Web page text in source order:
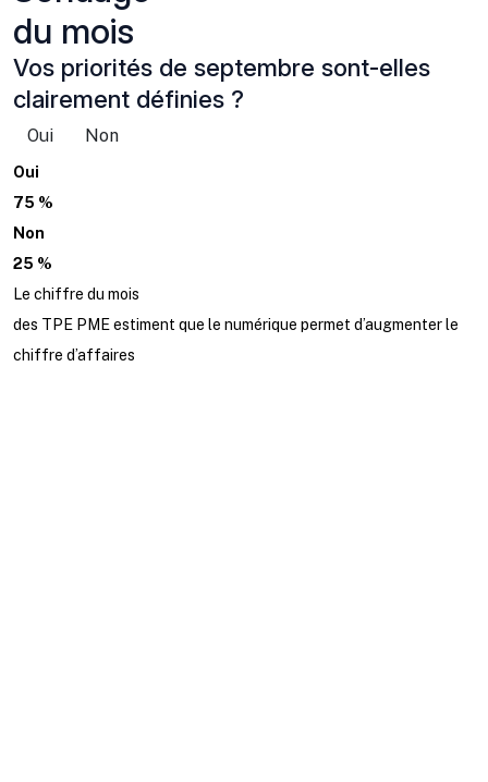
du mois
Vos priorités de septembre sont-elles
clairement définies ?
Oui Non
Oui
75 %
Non
25 %
Le chiffre du mois
des TPE PME estiment que le numérique permet d’augmenter le
chiffre d’affaires